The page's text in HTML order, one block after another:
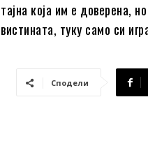
тајна која им е доверена,
вистината, туку само си
Сподели